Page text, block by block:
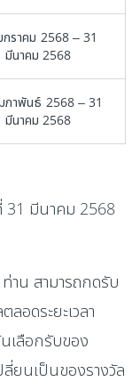
กราคม 2568 – 31
มีนาคม 2568
ภาพันธ์ 2568 – 31
มีนาคม 2568
31 มีนาคม 2568
าน สามารถกดรับ
อดระยะเวลา
เลือกรับของ
ลี่ยนเป็นของรางวัล